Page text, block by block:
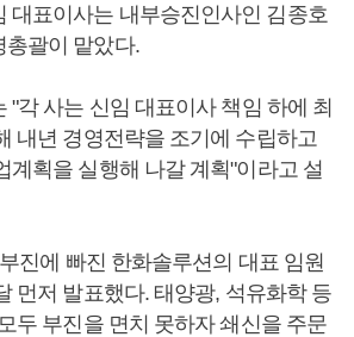
대표이사는 내부승진인사인 김종호
총괄이 맡았다.
"각 사는 신임 대표이사 책임 하에 최
내년 경영전략을 조기에 수립하고
계획을 실행해 나갈 계획"이라고 설
진에 빠진 한화솔루션의 대표 임원
먼저 발표했다. 태양광, 석유화학 등
두 부진을 면치 못하자 쇄신을 주문